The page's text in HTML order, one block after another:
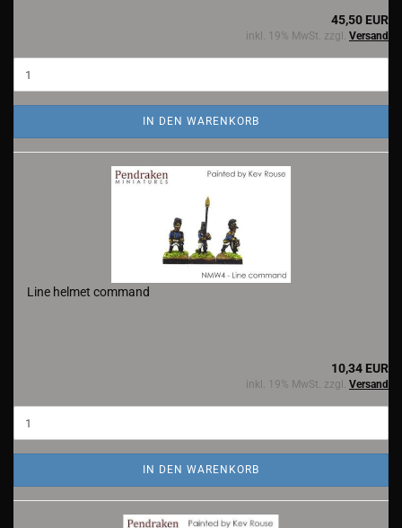
45,50 EUR
inkl. 19% MwSt. zzgl. Versand
IN DEN WARENKORB
Line helmet command
10,34 EUR
inkl. 19% MwSt. zzgl. Versand
IN DEN WARENKORB